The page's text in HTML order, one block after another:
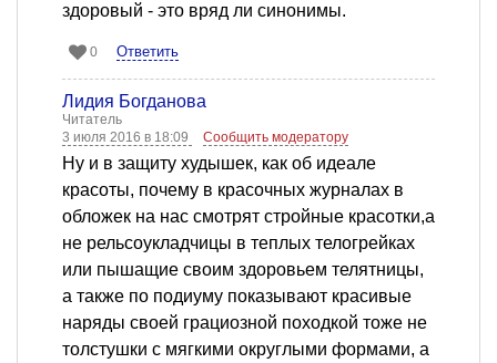
здоровый - это вряд ли синонимы.
0 Ответить
Лидия Богданова
Читатель
3 июля 2016 в 18:09
Сообщить модератору
Ну и в защиту худышек, как об идеале
красоты, почему в красочных журналах в
обложек на нас смотрят стройные красотки,а
не рельсоукладчицы в теплых телогрейках
или пышащие своим здоровьем телятницы,
а также по подиуму показывают красивые
наряды своей грациозной походкой тоже не
толстушки с мягкими округлыми формами, а